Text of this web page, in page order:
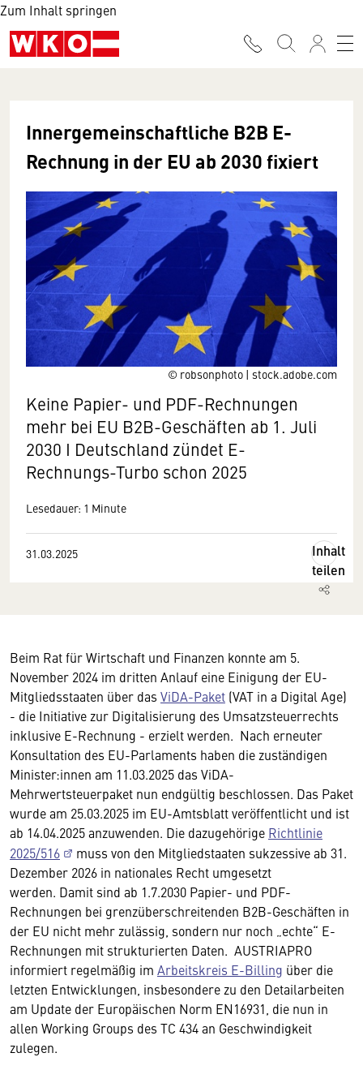
Zum Inhalt springen
© robsonphoto | stock.adobe.com
Innergemeinschaftliche B2B E-
Rechnung in der EU ab 2030 fixiert
Keine Papier- und PDF-Rechnungen
mehr bei EU B2B-Geschäften ab 1. Juli
2030 I Deutschland zündet E-
Rechnungs-Turbo schon 2025
Lesedauer: 1 Minute
31.03.2025
Inhalt
teilen
Beim Rat für Wirtschaft und Finanzen konnte am 5.
November 2024 im dritten Anlauf eine Einigung der EU-
Mitgliedsstaaten über das ViDA-Paket (VAT in a Digital Age)
- die Initiative zur Digitalisierung des Umsatzsteuerrechts
inklusive E-Rechnung - erzielt werden. Nach erneuter
Konsultation des EU-Parlaments haben die zuständigen
Minister:innen am 11.03.2025 das ViDA-
Mehrwertsteuerpaket nun endgültig beschlossen. Das Paket
wurde am 25.03.2025 im EU-Amtsblatt veröffentlicht und ist
ab 14.04.2025 anzuwenden. Die dazugehörige Richtlinie
2025/516
muss von den Mitgliedstaaten sukzessive ab 31.
Dezember 2026 in nationales Recht umgesetzt
werden. Damit sind ab 1.7.2030 Papier- und PDF-
Rechnungen bei grenzüberschreitenden B2B-Geschäften in
der EU nicht mehr zulässig, sondern nur noch „echte“ E-
Rechnungen mit strukturierten Daten. AUSTRIAPRO
informiert regelmäßig im Arbeitskreis E-Billing über die
letzten Entwicklungen, insbesondere zu den Detailarbeiten
am Update der Europäischen Norm EN16931, die nun in
allen Working Groups des TC 434 an Geschwindigkeit
zulegen.